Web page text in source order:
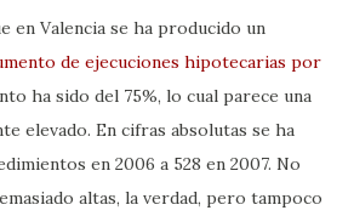
en Valencia se ha producido un
de ejecuciones hipotecarias por
ha sido del 75%, lo cual parece una
elevado. En cifras absolutas se ha
en 2006 a 528 en 2007. No
altas, la verdad, pero tampoco